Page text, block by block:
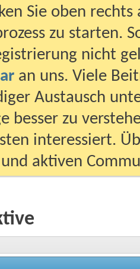
Sie oben
zu starten.
nicht
an uns. Viele
Austausch
besser zu
interessiert.
aktiven